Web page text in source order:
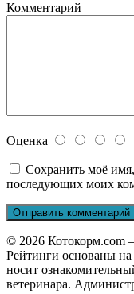
Комментарий
Оценка
Сохранить моё имя,
последующих моих
© 2026 Котокорм.com
Рейтинги основаны
носит
ветеринара.